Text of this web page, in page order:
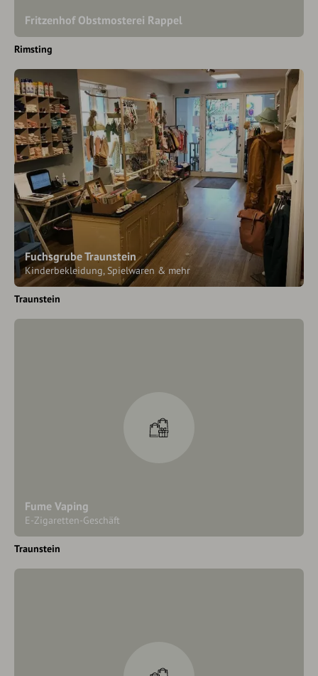
Fritzenhof Obstmosterei Rappel
Rimsting
Fuchsgrube Traunstein
Kinderbekleidung, Spielwaren & mehr
Traunstein
Fume Vaping
E-Zigaretten-Geschäft
Traunstein